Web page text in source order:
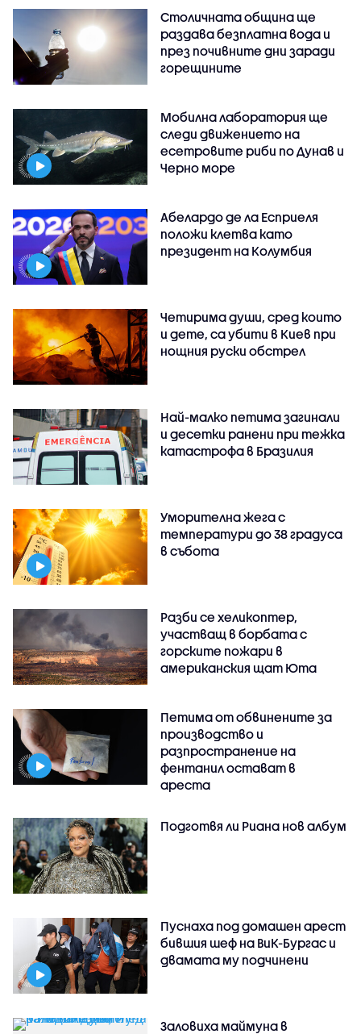
Столичната община ще
раздава безплатна вода и
през почивните дни заради
горещините
Мобилна лаборатория ще
следи движението на
есетровите риби по Дунав и
Черно море
Абелардо де ла Есприеля
положи клетва като
президент на Колумбия
Четирима души, сред които
и дете, са убити в Киев при
нощния руски обстрел
Най-малко петима загинали
и десетки ранени при тежка
катастрофа в Бразилия
Уморителна жега с
температури до 38 градуса
в събота
Разби се хеликоптер,
участващ в борбата с
горските пожари в
американския щат Юта
Петима от обвинените за
производство и
разпространение на
фентанил остават в
ареста
Подготвя ли Риана нов албум
Пуснаха под домашен арест
бившия шеф на ВиК-Бургас и
двамата му подчинени
Заловиха маймуна в